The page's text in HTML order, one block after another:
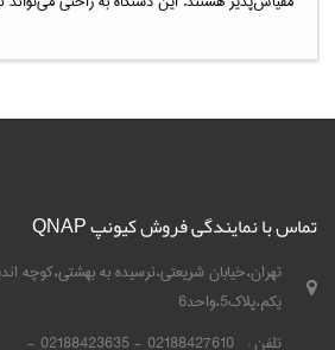
تماس با نمایندگی فروش کیونپ QNAP
تهران،خیابان شریعتی،نرسیده به بهشتی،کوچه
یکم،پلاک5،واحد6
تلفن :
02188427610 - 02188423635 -